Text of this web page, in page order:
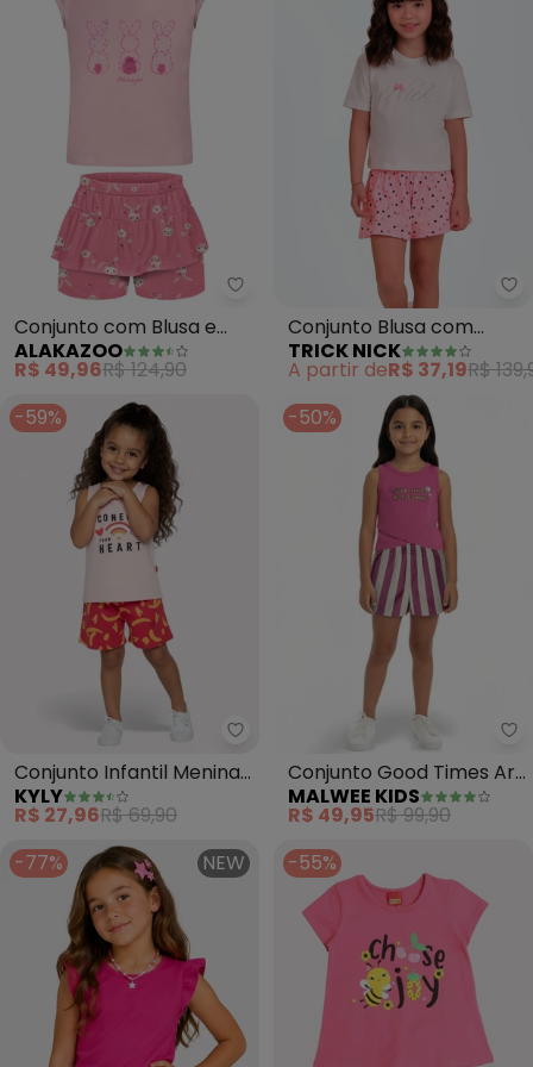
Alakazoo - Conjunto com
Conjunto com Blusa e
Shorts Saia Estampado
(Rosa)
ALAKAZOO
R$ 49,96R$ 124,90
Conjunto Blusa com
Shorts (Rosa)
TRICK NICK
A partir deR$ 37,19R$
-59%
Kyly - Conjunto Infantil Menina
Conjunto Infantil Menina
Lettering (Rosa)
KYLY
R$ 27,96R$ 69,90
-50%
Conjunto Good Times Are
Coming (Rosa)
MALWEE KIDS
R$ 49,95R$ 99,90
-77%
NEW -55%